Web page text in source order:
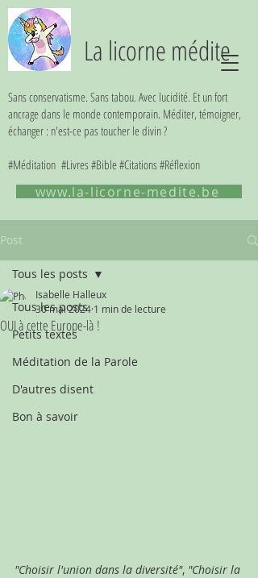
La licorne médite
Sans conservatisme. Sans tabou. Avec lucidité. Et un fort
ancrage dans le monde contemporain. Méditer, témoigner,
échanger : n'est-ce pas toucher le divin ?
#Méditation #Livres #Bible #Citations #Réflexion
www.la-licorne-medite.be
Post
Tous les posts
Petits textes
Méditation de la Parole
D'autres disent
Bon à savoir
Tous les posts
OUI à cette Europe-là !
Isabelle Halleux
30 mai 2024 1 min de lecture
"Choisir l'union dans la diversité", "Choisir la